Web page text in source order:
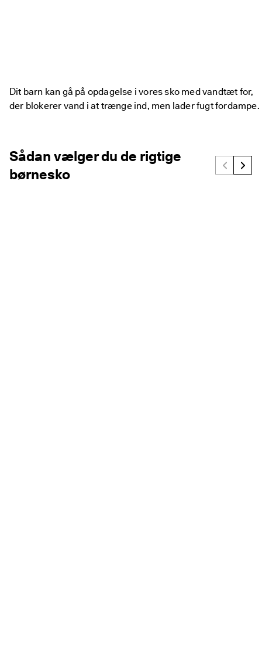
Dit barn kan gå på opdagelse i vores sko med vandtæt for,
der blokerer vand i at trænge ind, men lader fugt fordampe.
Sådan vælger du de rigtige
børnesko